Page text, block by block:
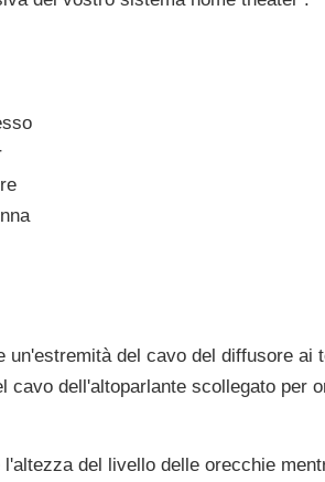
un'estremità del cavo del diffusore
cavo dell'altoparlante scollegato per
l'altezza del livello delle orecchie